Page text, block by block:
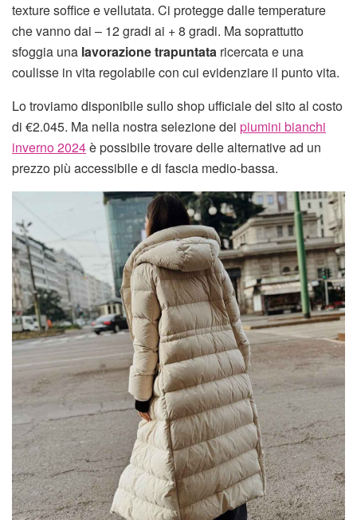
texture soffice e vellutata. Ci protegge dalle temperature
che vanno dai – 12 gradi ai + 8 gradi. Ma soprattutto
sfoggia una lavorazione trapuntata ricercata e una
coulisse in vita regolabile con cui evidenziare il punto vita.
Lo troviamo disponibile sullo shop ufficiale del sito al costo
di €2.045. Ma nella nostra selezione dei piumini bianchi
inverno 2024è possibile trovare delle alternative ad un
prezzo più accessibile e di fascia medio-bassa.